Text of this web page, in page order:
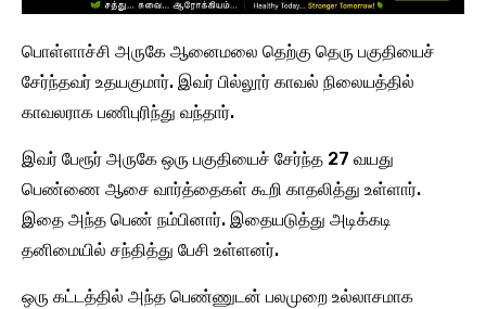
பொள்ளாச்சி அருகே ஆனைமலை தெற்கு தெரு பகுதியைச்
சேர்ந்தவர் உதயகுமார். இவர் பில்லூர் காவல் நிலையத்தில்
காவலராக பணிபுரிந்து வந்தார்.
இவர் பேரூர் அருகே ஒரு பகுதியைச் சேர்ந்த 27 வயது
பெண்ணை ஆசை வார்த்தைகள் கூறி காதலித்து உள்ளார்.
இதை அந்த பெண் நம்பினார். இதையடுத்து அடிக்கடி
தனிமையில் சந்தித்து பேசி உள்ளனர்.
ஒரு கட்டத்தில் அந்த பெண்ணுடன் பலமுறை உல்லாசமாக